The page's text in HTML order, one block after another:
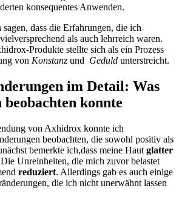
konsequentes​ Anwenden.
​dass die⁣ Erfahrungen, die ich
als auch lehrreich waren.
Produkte stellte sich als ein Prozess
von⁤ Konstanz und ​ Geduld unterstreicht.
im Detail:​ Was
konnte
von Axhidrox konnte ich
beobachten, die sowohl positiv als
bemerkte ich,dass meine Haut glatter
Unreinheiten, die⁤ mich ⁤zuvor belastet
reduziert. Allerdings ‍gab es auch einige
die ich nicht unerwähnt lassen